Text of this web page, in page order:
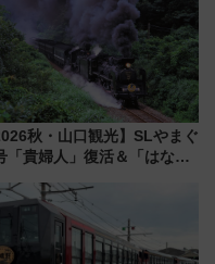
秋・山口観光】SLやまぐ
「貴婦人」復活＆「はなあ
観光列車まとめ きっぷの取
は？